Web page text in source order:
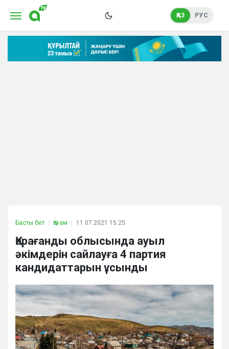
ҚАЗ РУС
Басты бет Қоғам 11.07.2021 15:25
Қарағанды облысында ауыл
әкімдерін сайлауға 4 партия
кандидаттарын ұсынды